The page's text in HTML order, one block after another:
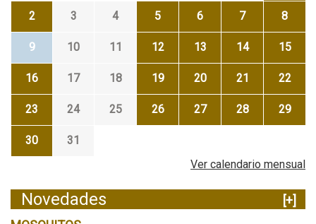
2 3 4 5 6 7 8
9 10 11 12 13 14 15
16 17 18 19 20 21 22
23 24 25 26 27 28 29
30
31
Ver calendario mensual
Novedades
[+]